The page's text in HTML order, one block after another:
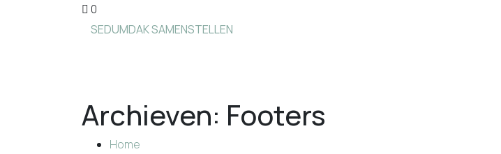
0
SEDUMDAK SAMENSTELLEN
Archieven: Footers
Home